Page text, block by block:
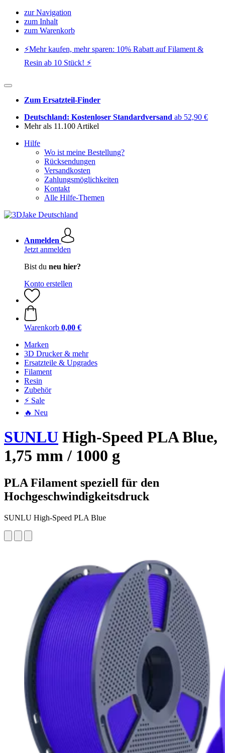
zur Navigation
zum Inhalt
zum Warenkorb
⚡️Mehr kaufen, mehr sparen: 10% Rabatt auf Filament &
Resin ab 10 Stück! ⚡️
Zum Ersatzteil-Finder
Deutschland: Kostenloser Standardversand ab 52,90 €
Mehr als 11.100 Artikel
Hilfe
Wo ist meine Bestellung?
Rücksendungen
Versandkosten
Zahlungsmöglichkeiten
Kontakt
Alle Hilfe-Themen
Anmelden
Jetzt anmelden
Bist du neu hier?
Konto erstellen
Warenkorb 0,00 €
Marken
3D Drucker & mehr
Ersatzteile & Upgrades
Filament
Resin
Zubehör
⚡ Sale
🔥 Neu
SUNLU High-Speed PLA Blue,
1,75 mm / 1000 g
PLA Filament speziell für den
Hochgeschwindigkeitsdruck
SUNLU High-Speed PLA Blue